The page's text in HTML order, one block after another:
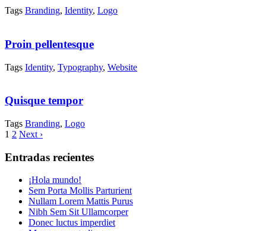
Tags Branding, Identity, Logo
Proin pellentesque
Tags Identity, Typography, Website
Quisque tempor
Tags Branding, Logo
1 2 Next ›
Entradas recientes
¡Hola mundo!
Sem Porta Mollis Parturient
Nullam Lorem Mattis Purus
Nibh Sem Sit Ullamcorper
Donec luctus imperdiet